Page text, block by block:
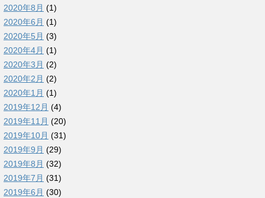
2020年8月 (1)
2020年6月 (1)
2020年5月 (3)
2020年4月 (1)
2020年3月 (2)
2020年2月 (2)
2020年1月 (1)
2019年12月 (4)
2019年11月 (20)
2019年10月 (31)
2019年9月 (29)
2019年8月 (32)
2019年7月 (31)
2019年6月 (30)